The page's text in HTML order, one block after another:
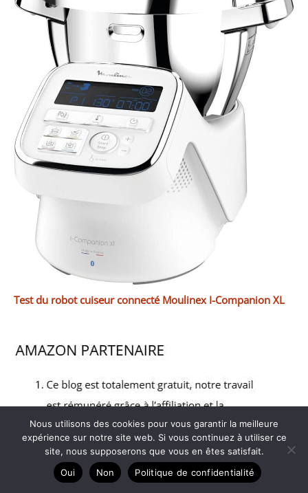
Test du robot cuiseur connecté Moulinex I-Companion XL
Nous utilisons des cookies pour vous garantir la meilleure
expérience sur notre site web. Si vous continuez à utiliser ce
site, nous supposerons que vous en êtes satisfait.
Oui
Non Politique de confidentialité